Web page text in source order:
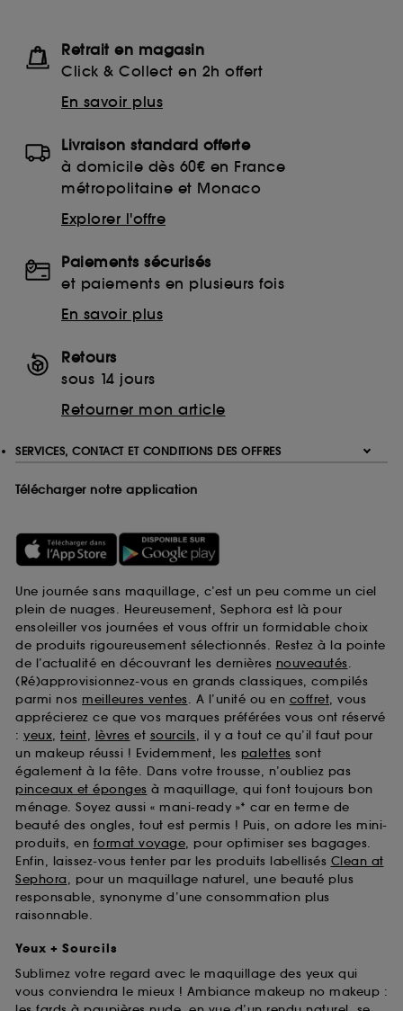
Retrait en magasin
Click & Collect en 2h offert
En savoir plus
Livraison standard offerte
à domicile dès 60€ en France
métropolitaine et Monaco
Explorer l'offre
Paiements sécurisés
et paiements en plusieurs fois
En savoir plus
Retours
sous 14 jours
Retourner mon article
SERVICES, CONTACT ET CONDITIONS DES OFFRES
Télécharger notre application
Une journée sans maquillage, c’est un peu comme un ciel
plein de nuages. Heureusement, Sephora est là pour
ensoleiller vos journées et vous offrir un formidable choix
de produits rigoureusement sélectionnés. Restez à la pointe
de l’actualité en découvrant les dernières nouveautés.
(Ré)approvisionnez-vous en grands classiques, compilés
parmi nos meilleures ventes. A l’unité ou en coffret, vous
apprécierez ce que vos marques préférées vous ont réservé
: yeux, teint, lèvres et sourcils, il y a tout ce qu’il faut pour
un makeup réussi ! Evidemment, les palettes sont
également à la fête. Dans votre trousse, n’oubliez pas
pinceaux et éponges à maquillage, qui font toujours bon
ménage. Soyez aussi « mani-ready »* car en terme de
beauté des ongles, tout est permis ! Puis, on adore les mini-
produits, en format voyage, pour optimiser ses bagages.
Enfin, laissez-vous tenter par les produits labellisés Clean at
Sephora, pour un maquillage naturel, une beauté plus
responsable, synonyme d’une consommation plus
raisonnable.
Yeux + Sourcils
Sublimez votre regard avec le maquillage des yeux qui
vous conviendra le mieux ! Ambiance makeup no makeup :